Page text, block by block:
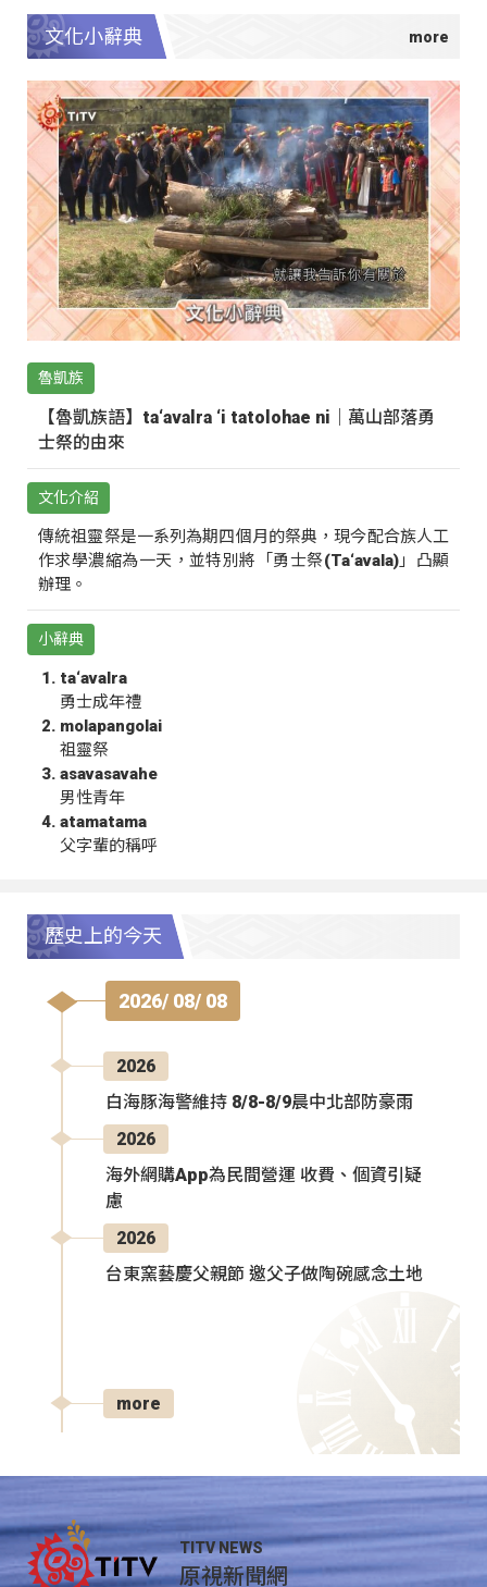
文化小辭典
魯凱族
【魯凱族語】ta‘avalra ‘i tatolohae ni｜萬山部落勇
士祭的由來
文化介紹
傳統祖靈祭是一系列為期四個月的祭典，現今配合族人工
作求學濃縮為一天，並特別將「勇士祭(Ta‘avala)」凸顯
辦理。
小辭典
ta‘avalra
勇士成年禮
molapangolai
祖靈祭
asavasavahe
男性青年
atamatama
父字輩的稱呼
歷史上的今天
2026/ 08/ 08
2026
白海豚海警維持 8/8-8/9晨中北部防豪雨
2026
海外網購App為民間營運 收費、個資引疑
慮
2026
台東窯藝慶父親節 邀父子做陶碗感念土地
more
TITV NEWS
原視新聞網